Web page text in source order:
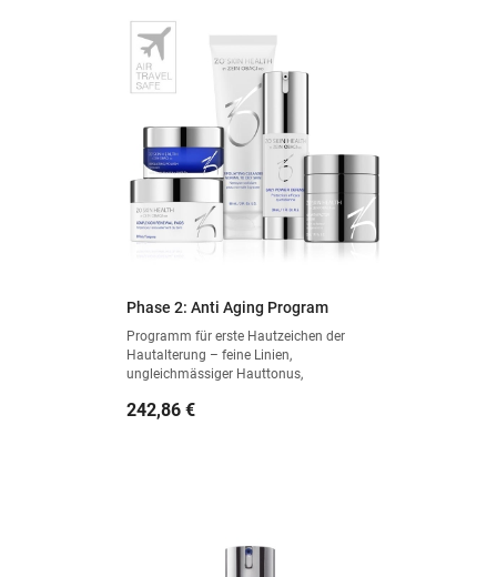
Phase 2: Anti Aging Program
Programm für erste Hautzeichen der
Hautalterung – feine Linien,
ungleichmässiger Hauttonus,
Preis
242,86 €